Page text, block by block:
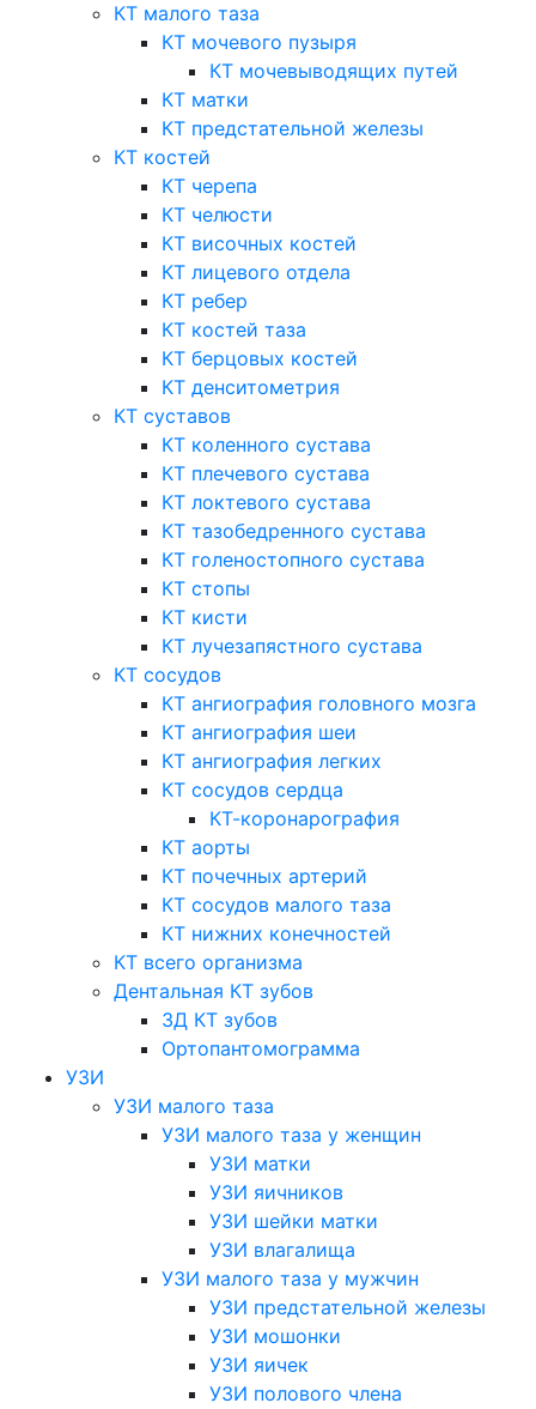
КТ малого таза
КТ мочевого пузыря
КТ мочевыводящих путей
КТ матки
КТ предстательной железы
КТ костей
КТ черепа
КТ челюсти
КТ височных костей
КТ лицевого отдела
КТ ребер
КТ костей таза
КТ берцовых костей
КТ денситометрия
КТ суставов
КТ коленного сустава
КТ плечевого сустава
КТ локтевого сустава
КТ тазобедренного сустава
КТ голеностопного сустава
КТ стопы
КТ кисти
КТ лучезапястного сустава
КТ сосудов
КТ ангиография головного мозга
КТ ангиография шеи
КТ ангиография легких
КТ сосудов сердца
КТ-коронарография
КТ аорты
КТ почечных артерий
КТ сосудов малого таза
КТ нижних конечностей
КТ всего организма
Дентальная КТ зубов
3Д КТ зубов
Ортопантомограмма
УЗИ
УЗИ малого таза
УЗИ малого таза у женщин
УЗИ матки
УЗИ яичников
УЗИ шейки матки
УЗИ влагалища
УЗИ малого таза у мужчин
УЗИ предстательной железы
УЗИ мошонки
УЗИ яичек
УЗИ полового члена